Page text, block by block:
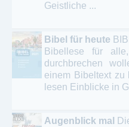
Geistliche ...
Bibel für heute
Bibellese für
durchbrechen
einem Bibeltext zu
lesen Einblicke in
Augenblick mal